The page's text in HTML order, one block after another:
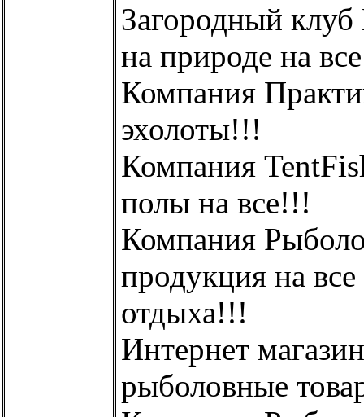
Загородный
на природе на
Компания
эхолоты!!!
Компания
полы на все!!!
Компания
продукция на
отдыха!!!
Интернет
рыболовные